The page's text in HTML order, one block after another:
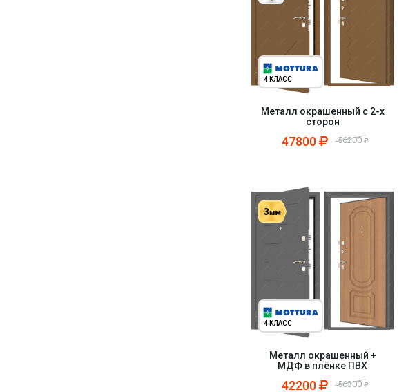
4 КЛАСС
Металл окрашенный с 2-х
сторон
47800 56200
4 КЛАСС
Металл окрашенный +
МДФ в плёнке ПВХ
42200 56300